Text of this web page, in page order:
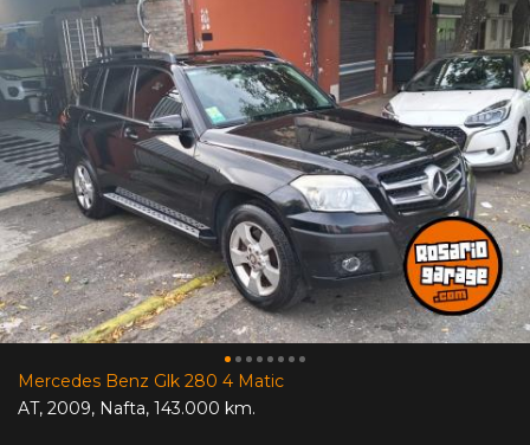
Mercedes Benz Glk 280 4 Matic
AT, 2009, Nafta, 143.000 km.